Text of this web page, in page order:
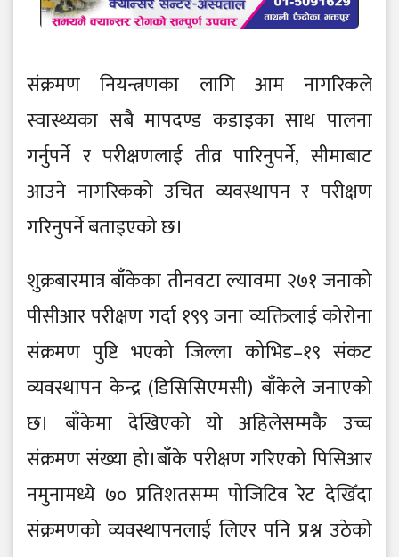
संक्रमण नियन्त्रणका लागि आम नागरिकले
स्वास्थ्यका सबै मापदण्ड कडाइका साथ पालना
गर्नुपर्ने र परीक्षणलाई तीव्र पारिनुपर्ने, सीमाबाट
आउने नागरिकको उचित व्यवस्थापन र परीक्षण
गरिनुपर्ने बताइएको छ।
शुक्रबारमात्र बाँकेका तीनवटा ल्यावमा २७१ जनाको
पीसीआर परीक्षण गर्दा १९९ जना व्यक्तिलाई कोरोना
संक्रमण पुष्टि भएको जिल्ला कोभिड–१९ संकट
व्यवस्थापन केन्द्र (डिसिसिएमसी) बाँकेले जनाएको
छ। बाँकेमा देखिएको यो अहिलेसम्मकै उच्च
संक्रमण संख्या हो।बाँके परीक्षण गरिएको पिसिआर
नमुनामध्ये ७० प्रतिशतसम्म पोजिटिव रेट देखिँदा
संक्रमणको व्यवस्थापनलाई लिएर पनि प्रश्न उठेको